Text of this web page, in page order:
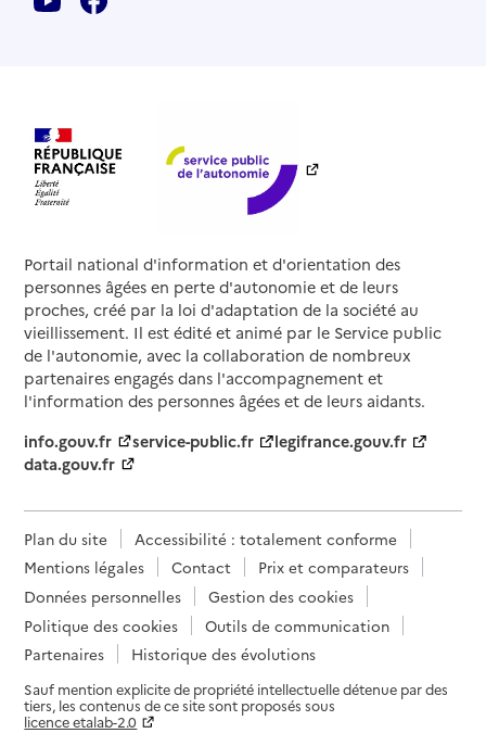
Portail national d'information et d'orientation des
personnes âgées en perte d'autonomie et de leurs
proches, créé par la loi d'adaptation de la société au
vieillissement. Il est édité et animé par le Service public
de l'autonomie, avec la collaboration de nombreux
partenaires engagés dans l'accompagnement et
l'information des personnes âgées et de leurs aidants.
info.gouv.fr
service-public.fr
legifrance.gouv.fr
data.gouv.fr
Plan du site
Accessibilité : totalement conforme
Mentions légales
Contact
Prix et comparateurs
Données personnelles
Gestion des cookies
Politique des cookies
Outils de communication
Partenaires
Historique des évolutions
Sauf mention explicite de propriété intellectuelle détenue par des
tiers, les contenus de ce site sont proposés sous
licence etalab-2.0